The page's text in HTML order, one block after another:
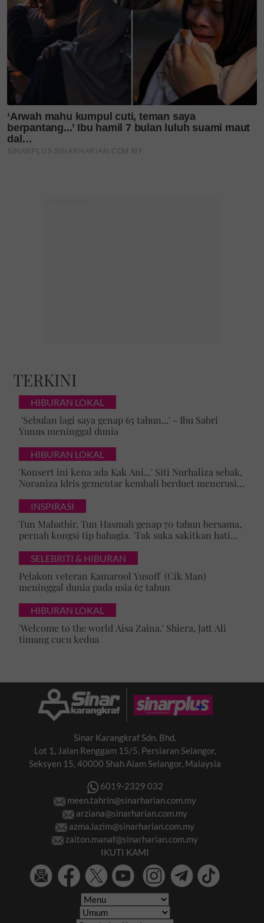
TERKINI
HIBURAN LOKAL
'Sebulan lagi saya genap 65 tahun...' - Ibu Sabri
Yunus meninggal dunia
HIBURAN LOKAL
'Konsert ini kena ada Kak Ani...' Siti Nurhaliza sebak,
Noraniza Idris gementar kembali berduet menerusi
INSPIRASI
Tun Mahathir, Tun Hasmah genap 70 tahun bersama,
pernah kongsi tip bahagia. 'Tak suka sakitkan hati
SELEBRITI & HIBURAN
Pelakon veteran Kamarool Yusoff (Cik Man)
meninggal dunia pada usia 67 tahun
HIBURAN LOKAL
'Welcome to the world Aisa Zaina.' Shiera, Jatt Ali
timang cucu kedua
Sinar Karangkraf Sdn. Bhd.
Lot 1, Jalan Renggam 15/5, Persiaran Selangor,
Seksyen 15, 40000 Shah Alam Selangor, Malaysia
6019-2329 032
meen.tahrin@sinarharian.com.my
arziana@sinarharian.com.my
azma.lazim@sinarharian.com.my
zaiton.manaf@sinarharian.com.my
IKUTI KAMI